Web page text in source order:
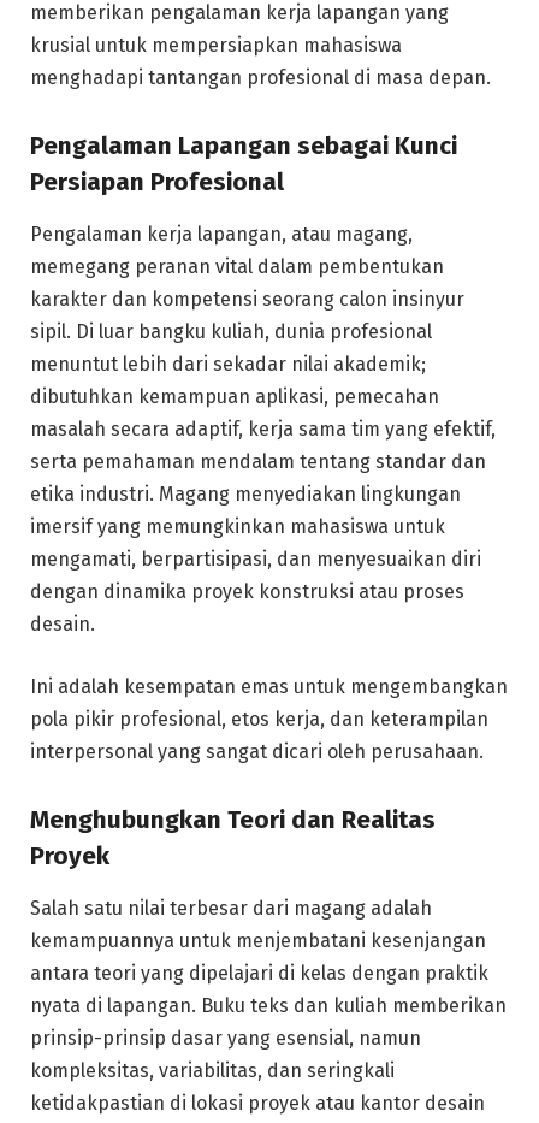
memberikan pengalaman kerja lapangan yang
krusial untuk mempersiapkan mahasiswa
menghadapi tantangan profesional di masa depan.
Pengalaman Lapangan sebagai Kunci
Persiapan Profesional
Pengalaman kerja lapangan, atau magang,
memegang peranan vital dalam pembentukan
karakter dan kompetensi seorang calon insinyur
sipil. Di luar bangku kuliah, dunia profesional
menuntut lebih dari sekadar nilai akademik;
dibutuhkan kemampuan aplikasi, pemecahan
masalah secara adaptif, kerja sama tim yang efektif,
serta pemahaman mendalam tentang standar dan
etika industri. Magang menyediakan lingkungan
imersif yang memungkinkan mahasiswa untuk
mengamati, berpartisipasi, dan menyesuaikan diri
dengan dinamika proyek konstruksi atau proses
desain.
Ini adalah kesempatan emas untuk mengembangkan
pola pikir profesional, etos kerja, dan keterampilan
interpersonal yang sangat dicari oleh perusahaan.
Menghubungkan Teori dan Realitas
Proyek
Salah satu nilai terbesar dari magang adalah
kemampuannya untuk menjembatani kesenjangan
antara teori yang dipelajari di kelas dengan praktik
nyata di lapangan. Buku teks dan kuliah memberikan
prinsip-prinsip dasar yang esensial, namun
kompleksitas, variabilitas, dan seringkali
ketidakpastian di lokasi proyek atau kantor desain